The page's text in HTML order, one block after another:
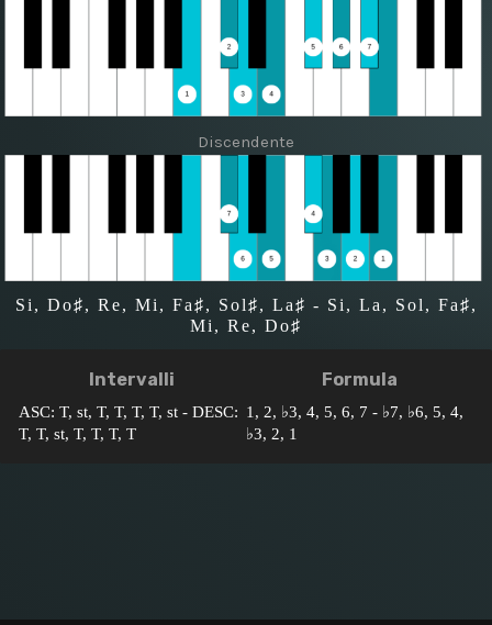
Discendente
Si, Do♯, Re, Mi, Fa♯, Sol♯, La♯ - Si, La, Sol, Fa♯,
Mi, Re, Do♯
Intervalli
ASC: T, st, T, T, T, T, st - DESC:
T, T, st, T, T, T, T
Formula
1, 2, ♭3, 4, 5, 6, 7 - ♭7, ♭6, 5, 4,
♭3, 2, 1